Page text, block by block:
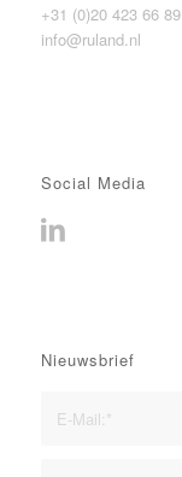
+31 (0)20 423 66 89
info@ruland.nl
Social Media
Nieuwsbrief